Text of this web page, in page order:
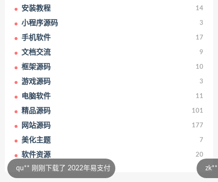
安装教程 14
小程序源码 3
手机软件 17
文档交流 9
框架源码 10
游戏源码 3
电脑软件 11
精品源码 101
网站源码 177
美化主题 7
软件资源 20
年易支付 zk** 刚刚下载